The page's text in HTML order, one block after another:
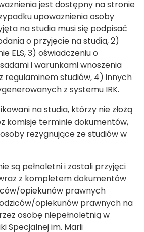
jest dostępny na stronie
upoważnienia osoby
na studia musi się podpisać
o przyjęcie na studia, 2)
ELS, 3) oświadczeniu o
i warunkami wnoszenia
regulaminem studiów, 4) innych
z systemu IRK.
na studia, którzy nie złożą
komisje terminie dokumentów,
rezygnujące ze studiów w
są pełnoletni i zostali przyjęci
z kompletem dokumentów
opiekunów prawnych
opiekunów prawnych na
osobę niepełnoletnią w
Specjalnej im. Marii